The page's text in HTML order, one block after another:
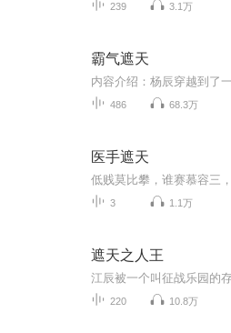
239 3.1万
霸气遮天
486 68.3万
医手遮天
3 1.1万
遮天之人王
220 10.8万